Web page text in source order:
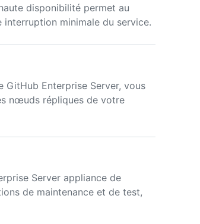
disponibilité permet au
interruption minimale du service.
Enterprise Server, vous
nœuds répliques de votre
Server appliance de
de maintenance et de test,